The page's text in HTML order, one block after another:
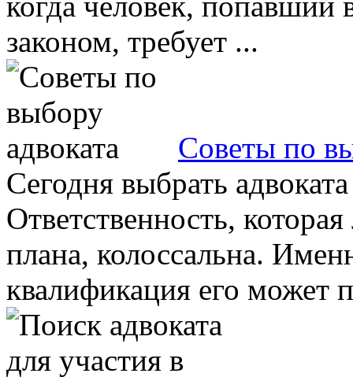
законом, требует ...
Советы по
Сегодня выбрать
Ответственность,
плана, колоссальна.
квалификация его может